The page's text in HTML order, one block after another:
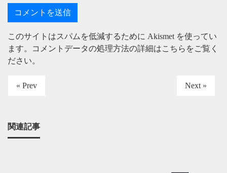
このサイトはスパムを低減するために Akismet を使ってい
ます。
コメントデータの処理方法の詳細はこちらをご覧く
ださい。
« Prev Next »
関連記事